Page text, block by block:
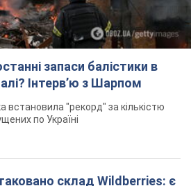
запаси балістики в
Інтерв’ю з Шарпом
встановила "рекорд" за кількістю
по Україні
склад Wildberries: є